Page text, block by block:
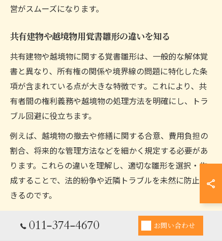
営がスムーズになります。
共有建物や越境物用覚書雛形の違いを知る
共有建物や越境物に関する覚書雛形は、一般的な解体覚
書と異なり、所有権の関係や境界線の問題に特化した条
項が含まれている点が大きな特徴です。これにより、共
有者間の権利義務や越境物の処理方法を明確にし、トラ
ブル回避に役立ちます。
例えば、越境物の撤去や修繕に関する合意、費用負担の
割合、将来的な管理方法などを細かく規定する必要があ
ります。これらの違いを理解し、適切な雛形を選択・作
成することで、法的紛争や近隣トラブルを未然に防止で
きるのです。
011-374-4670 お問い合わせ